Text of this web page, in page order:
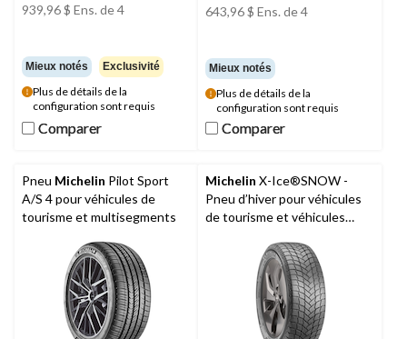
939,96 $ Ens. de 4
Mieux notés Exclusivité
Plus de détails de la
configuration sont requis
Comparer
Comparer
643,96 $ Ens. de 4
Mieux notés
Plus de détails de la
configuration sont requis
Comparer
Comparer
Pneu Michelin Pilot Sport
A/S 4 pour véhicules de
tourisme et multisegments
Michelin X-Ice®SNOW -
Pneu d’hiver pour véhicules
de tourisme et véhicules